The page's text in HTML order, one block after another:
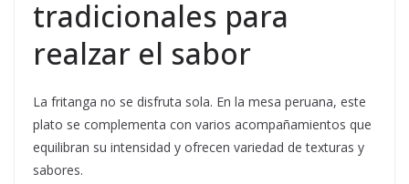
tradicionales para
realzar el sabor
La fritanga no se disfruta sola. En la mesa peruana, este
plato se complementa con varios acompañamientos que
equilibran su intensidad y ofrecen variedad de texturas y
sabores.